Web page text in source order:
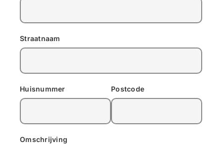
Straatnaam
Huisnummer Postcode
Omschrijving